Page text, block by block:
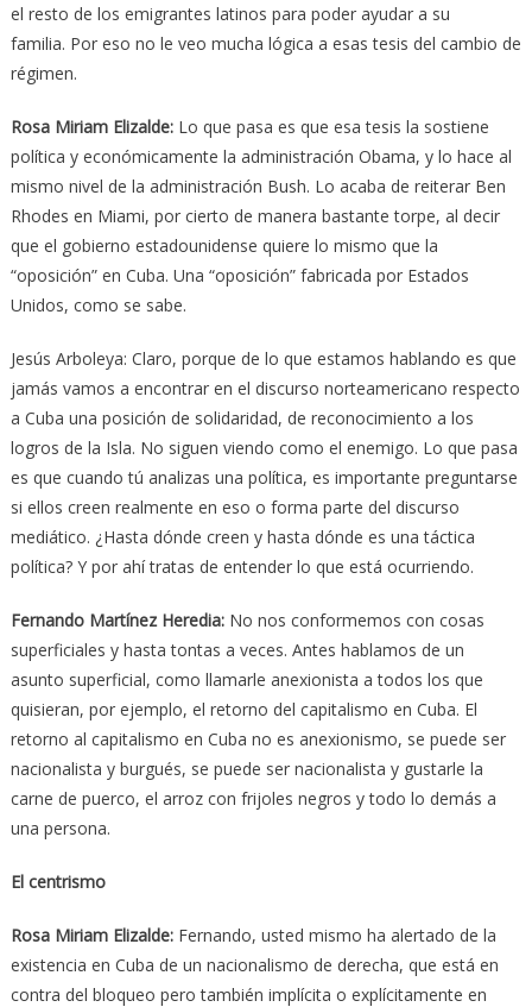
el resto de los emigrantes latinos para poder ayudar a su
familia. Por eso no le veo mucha lógica a esas tesis del cambio de
régimen.
Rosa Miriam Elizalde:Lo que pasa es que esa tesis la sostiene
política y económicamente la administración Obama, y lo hace al
mismo nivel de la administración Bush. Lo acaba de reiterar Ben
Rhodes en Miami, por cierto de manera bastante torpe, al decir
que el gobierno estadounidense quiere lo mismo que la
“oposición” en Cuba. Una “oposición” fabricada por Estados
Unidos, como se sabe.
Jesús Arboleya: Claro, porque de lo que estamos hablando es que
jamás vamos a encontrar en el discurso norteamericano respecto
a Cuba una posición de solidaridad, de reconocimiento a los
logros de la Isla. No siguen viendo como el enemigo. Lo que pasa
es que cuando tú analizas una política, es importante preguntarse
si ellos creen realmente en eso o forma parte del discurso
mediático. ¿Hasta dónde creen y hasta dónde es una táctica
política? Y por ahí tratas de entender lo que está ocurriendo.
Fernando Martínez Heredia:No nos conformemos con cosas
superficiales y hasta tontas a veces. Antes hablamos de un
asunto superficial, como llamarle anexionista a todos los que
quisieran, por ejemplo, el retorno del capitalismo en Cuba. El
retorno al capitalismo en Cuba no es anexionismo, se puede ser
nacionalista y burgués, se puede ser nacionalista y gustarle la
carne de puerco, el arroz con frijoles negros y todo lo demás a
una persona.
El centrismo
Rosa Miriam Elizalde: Fernando, usted mismo ha alertado de la
existencia en Cuba de un nacionalismo de derecha, que está en
contra del bloqueo pero también implícita o explícitamente en